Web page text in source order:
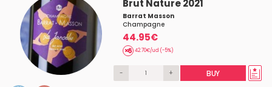
Brut Nature 2021
Barrat Masson
Champagne
44.95€
42.70€/ud (-5%)
- + BUY